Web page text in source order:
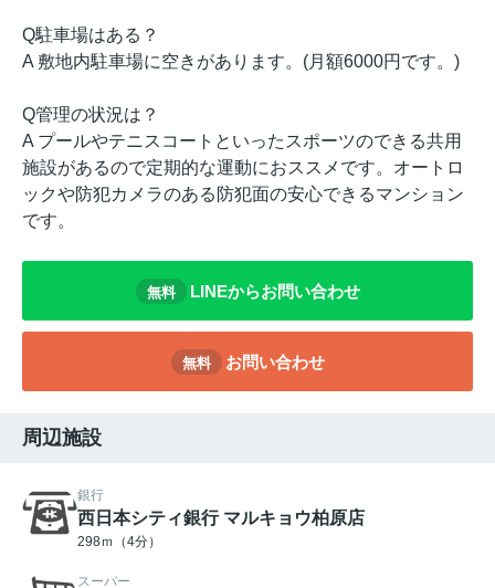
Q駐車場はある？
A 敷地内駐車場に空きがあります。(月額6000円です。)
Q管理の状況は？
A プールやテニスコートといったスポーツのできる共用
施設があるので定期的な運動におススメです。オートロ
ックや防犯カメラのある防犯面の安心できるマンション
です。
無料 LINEからお問い合わせ
無料 お問い合わせ
周辺施設
銀行
西日本シティ銀行 マルキョウ柏原店
298ｍ（4分）
スーパー